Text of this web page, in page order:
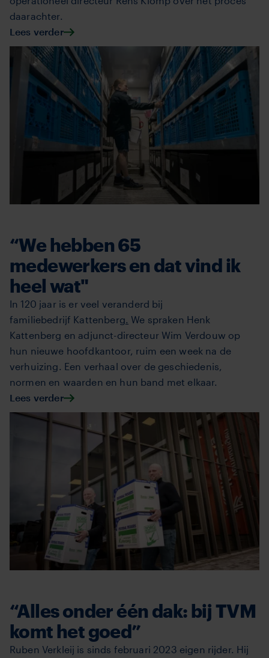
daarachter.
Lees verder
“We hebben 65
medewerkers en dat vind ik
heel wat"
In 120 jaar is er veel veranderd bij
familiebedrijf Kattenberg. We spraken Henk
Kattenberg en adjunct-directeur Wim Verdouw op
hun nieuwe hoofdkantoor, ruim een week na de
verhuizing. Een verhaal over de geschiedenis,
normen en waarden en hun band met elkaar.
Lees verder
“Alles onder één dak: bij TVM
komt het goed”
Ruben Verkleij is sinds februari 2023 eigen rijder. Hij